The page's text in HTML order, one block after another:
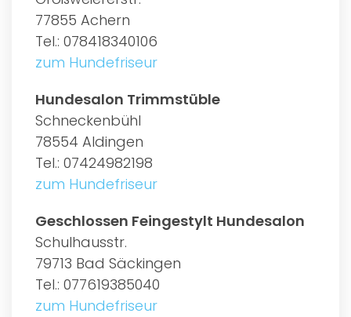
77855 Achern
Tel.: 078418340106
zum Hundefriseur
Hundesalon Trimmstüble
Schneckenbühl
78554 Aldingen
Tel.: 07424982198
zum Hundefriseur
Geschlossen Feingestylt Hundesalon
Schulhausstr.
79713 Bad Säckingen
Tel.: 077619385040
zum Hundefriseur